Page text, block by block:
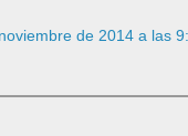
de 2014 a las